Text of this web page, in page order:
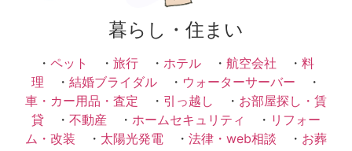
暮らし・住まい
・ ペット ・ 旅行 ・ ホテル ・ 航空会社 ・ 料
理 ・ 結婚ブライダル ・ ウォーターサーバー ・
車・カー用品・査定 ・ 引っ越し ・ お部屋探し・賃
貸 ・ 不動産 ・ ホームセキュリティ ・ リフォー
ム・改装 ・ 太陽光発電 ・ 法律・web相談 ・ お葬